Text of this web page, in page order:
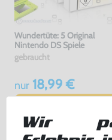
Wundertüte: 5 Original
Nintendo DS Spiele
gebraucht
nur18,99 €
Wir